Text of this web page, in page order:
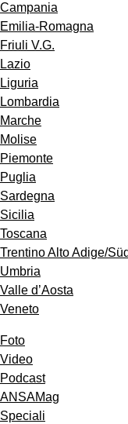
Campania
Emilia-Romagna
Friuli V.G.
Lazio
Liguria
Lombardia
Marche
Molise
Piemonte
Puglia
Sardegna
Sicilia
Toscana
Trentino Alto Adige/
Umbria
Valle d’Aosta
Veneto
Foto
Video
Podcast
ANSAMag
Speciali